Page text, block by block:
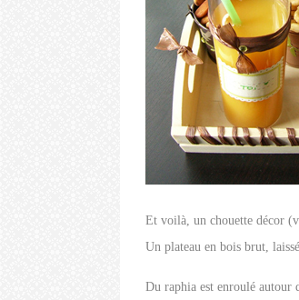
Et voilà, un chouette décor
Un plateau en bois brut,
Du raphia est enroulé autour